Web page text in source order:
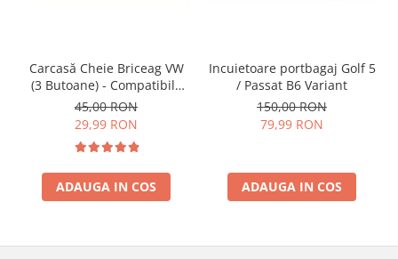
Carcasă Cheie Briceag VW
(3 Butoane) - Compatibilă
Golf 5, Jetta, Touran etc
45,00 RON
29,99 RON
ADAUGA IN COS
Incuietoare portbagaj Golf 5
/ Passat B6 Variant
150,00 RON
79,99 RON
ADAUGA IN COS